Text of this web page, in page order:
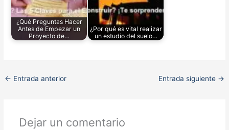
¿Qué Preguntas Hacer
Antes de Empezar un
Proyecto de…
¿Por qué es vital realizar
un estudio del suelo…
← Entrada anterior Entrada siguiente →
Dejar un comentario